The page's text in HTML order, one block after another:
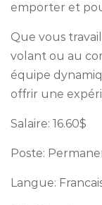
emporter et
Que vous
volant ou au
équipe
offrir une
Salaire: 16.60$
Poste:
Langue: